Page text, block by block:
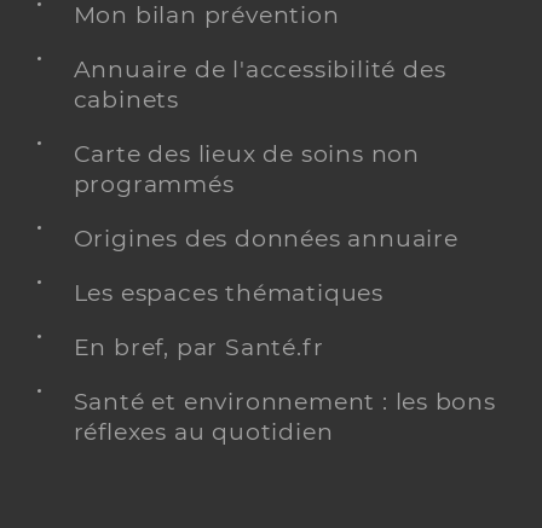
Mon bilan prévention
Annuaire de l'accessibilité des
cabinets
Carte des lieux de soins non
programmés
Origines des données annuaire
Les espaces thématiques
En bref, par Santé.fr
Santé et environnement : les bons
réflexes au quotidien